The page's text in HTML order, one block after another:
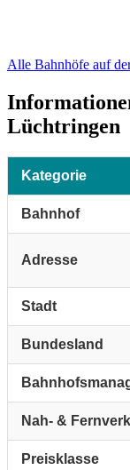
Alle Bahnhöfe auf
Lüchtringen
Kategorie
Bahnhof
Adresse
Stadt
Bundesland
Nah- &
Preisklasse